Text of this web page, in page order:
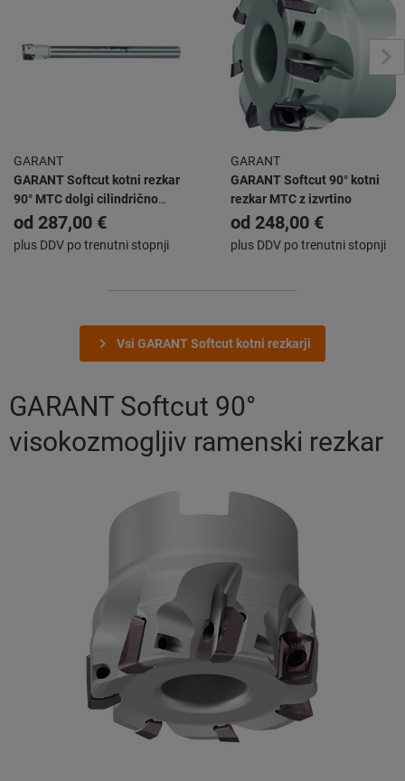
GARANT
GARANT Softcut kotni rezkar
90° MTC dolgi cilindrično
držalo
od 287,00 €
plus DDV po trenutni stopnji
GARANT
GARANT Softcut 90° kotni
rezkar MTC z izvrtino
od 248,00 €
plus DDV po trenutni stopnji
Vsi GARANT Softcut kotni rezkarji
GARANT Softcut 90°
visokozmogljiv ramenski rezkar